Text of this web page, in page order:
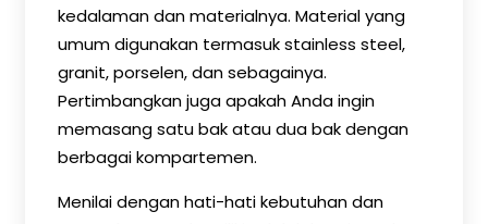
kedalaman dan materialnya. Material yang
umum digunakan termasuk stainless steel,
granit, porselen, dan sebagainya.
Pertimbangkan juga apakah Anda ingin
memasang satu bak atau dua bak dengan
berbagai kompartemen.
Menilai dengan hati-hati kebutuhan dan